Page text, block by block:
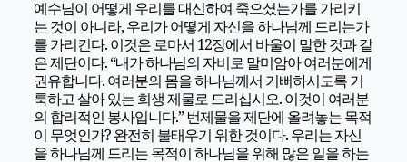
예수님이 어떻게 우리를 대신하여 죽으셨는가를 가리키
는 것이 아니라, 우리가 어떻게 자신을 하나님께 드리는가
를 가리킨다. 이것은 로마서 12장에서 바울이 말한 것과 같
은 제단이다. “내가 하나님의 자비로 말미암아 여러분에게
권유합니다. 여러분의 몸을 하나님께서 기뻐하시도록 거
룩하고 살아 있는 희생 제물로 드리십시오. 이것이 여러분
의 합리적인 봉사입니다.” 번제물을 제단에 올려놓는 목적
이 무엇인가? 완전히 불태우기 위한 것이다. 우리는 자신
을 하나님께 드리는 목적이 하나님을 위해 많은 일을 하는